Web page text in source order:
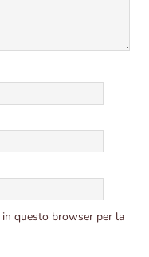
questo browser per la